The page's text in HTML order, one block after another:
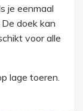
je eenmaal
doek kan
voor alle
lage toeren.